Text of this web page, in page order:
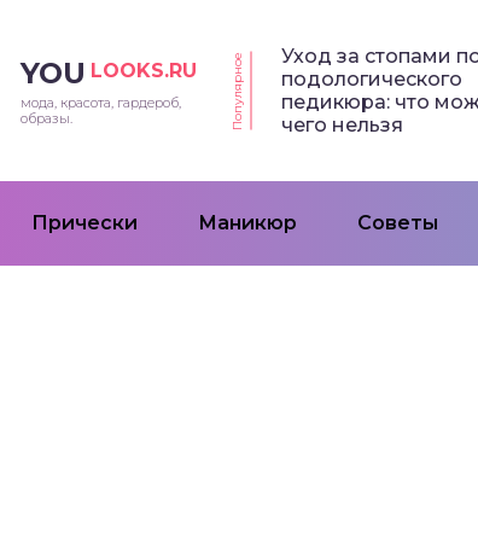
YOU LOOKS.RU
мода, красота, гардероб,
образы.
Популярное
Уход за стопами
подологического
педикюра: что
чего нельзя
Прически Маникюр Советы